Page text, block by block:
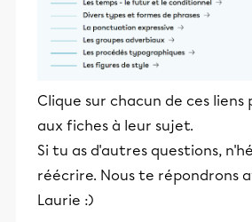
Clique sur chacun de ces liens
aux fiches à leur sujet.
Si tu as d'autres questions,
réécrire. Nous te répondrons
Laurie :)